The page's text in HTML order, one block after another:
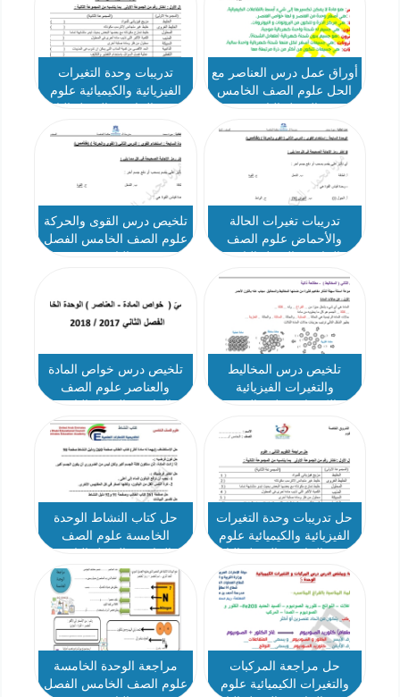
أوراق عمل درس العناصر مع
الحل علوم الصف الخامس
تدريبات وحدة التغيرات
الفيزيائية والكيميائية علوم
تدريبات تغيرات الحالة
والأحماض علوم الصف
تلخيص درس القوى والحركة
علوم الصف الخامس الفصل
تلخيص درس المخاليط
والتغيرات الفيزيائية
الخامس الفصل الثاني
تلخيص درس خواص المادة
والعناصر علوم الصف
حل تدريبات وحدة التغيرات
الفيزيائية والكيميائية علوم
حل كتاب النشاط الوحدة
الخامسة علوم الصف
حل مراجعة المركبات
والتغيرات الكيميائية علوم
مراجعة الوحدة الخامسة
علوم الصف الخامس الفصل